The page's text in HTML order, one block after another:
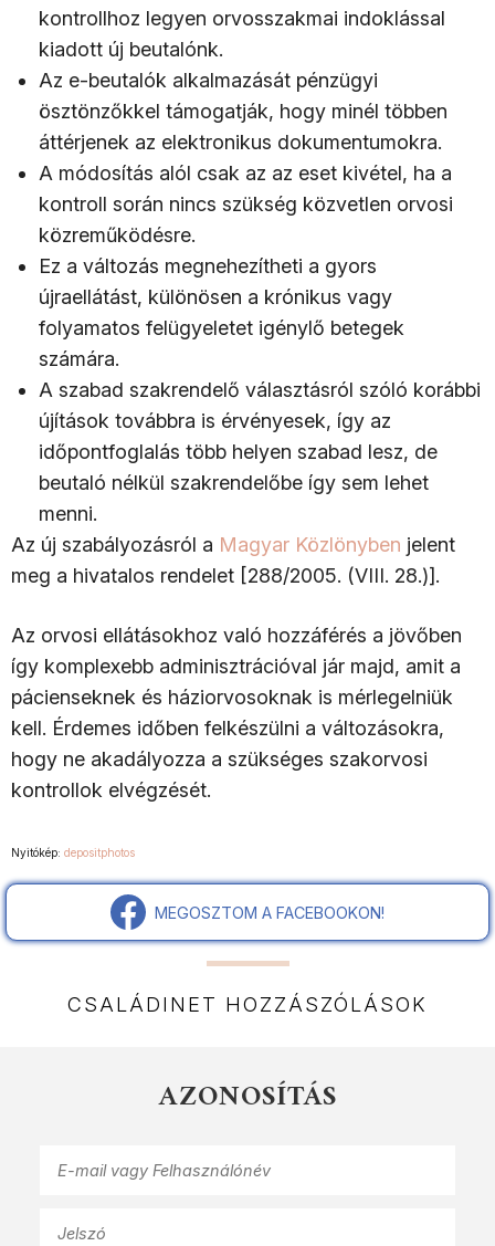
kontrollhoz legyen orvosszakmai indoklással
kiadott új beutalónk.
Az e-beutalók alkalmazását pénzügyi
ösztönzőkkel támogatják, hogy minél többen
áttérjenek az elektronikus dokumentumokra.
A módosítás alól csak az az eset kivétel, ha a
kontroll során nincs szükség közvetlen orvosi
közreműködésre.
Ez a változás megnehezítheti a gyors
újraellátást, különösen a krónikus vagy
folyamatos felügyeletet igénylő betegek
számára.
A szabad szakrendelő választásról szóló korábbi
újítások továbbra is érvényesek, így az
időpontfoglalás több helyen szabad lesz, de
beutaló nélkül szakrendelőbe így sem lehet
menni.
Az új szabályozásról a Magyar Közlönyben jelent
meg a hivatalos rendelet [288/2005. (VIII. 28.)].
Az orvosi ellátásokhoz való hozzáférés a jövőben
így komplexebb adminisztrációval jár majd, amit a
pácienseknek és háziorvosoknak is mérlegelniük
kell. Érdemes időben felkészülni a változásokra,
hogy ne akadályozza a szükséges szakorvosi
kontrollok elvégzését.
Nyitókép: depositphotos
MEGOSZTOM A FACEBOOKON!
CSALÁDINET HOZZÁSZÓLÁSOK
AZONOSÍTÁS